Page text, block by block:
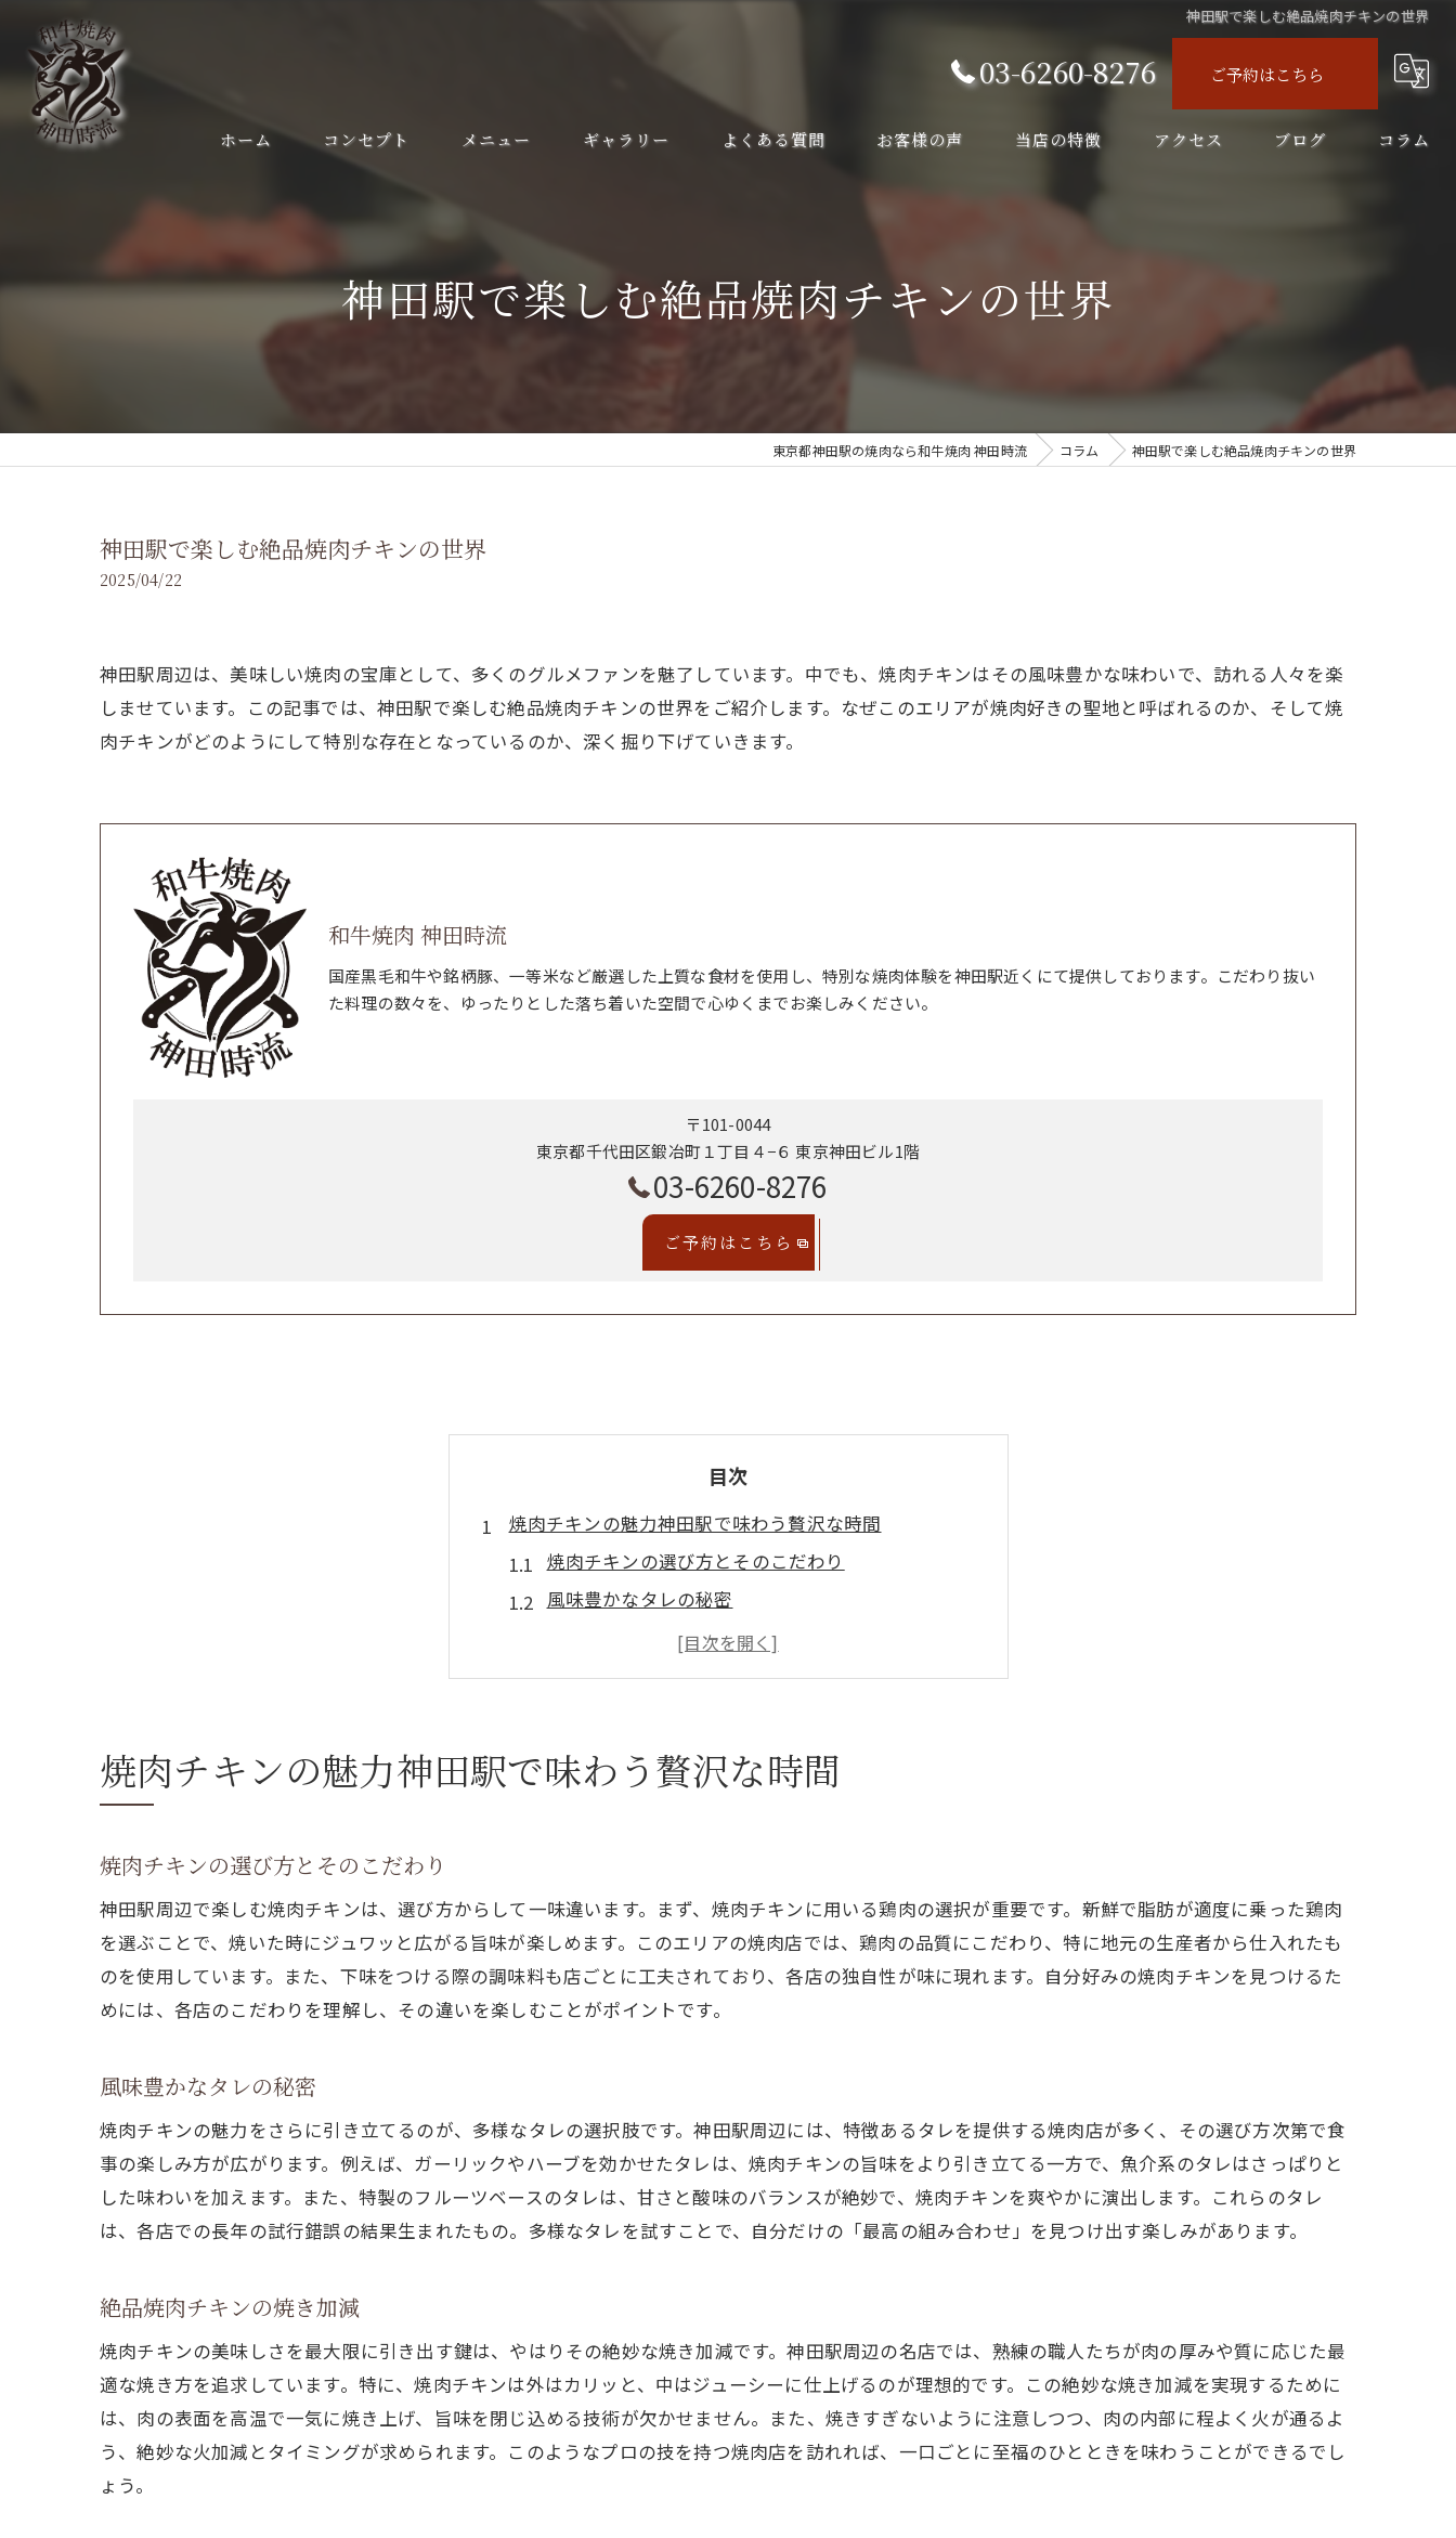
神田駅で楽しむ絶品焼肉チキンの世界
03-6260-8276 ご予約はこちら
ホーム コンセプト メニュー ギャラリー よくある質問 お客様の声 当店の特徴
ディナー
飲み会
アクセス ブログ コラム
神田駅で楽しむ絶品焼肉チキンの世界
東京都神田駅の焼肉なら和牛焼肉 神田時流 コラム 神田駅で楽しむ絶品焼肉チキンの世界
神田駅で楽しむ絶品焼肉チキンの世界
2025/04/22
神田駅周辺は、美味しい焼肉の宝庫として、多くのグルメファンを魅了しています。中でも、焼肉チキンはその風味豊かな味わいで、訪れる人々を楽
しませています。この記事では、神田駅で楽しむ絶品焼肉チキンの世界をご紹介します。なぜこのエリアが焼肉好きの聖地と呼ばれるのか、そして焼
肉チキンがどのようにして特別な存在となっているのか、深く掘り下げていきます。
和牛焼肉 神田時流
国産黒毛和牛や銘柄豚、一等米など厳選した上質な食材を使用し、特別な焼肉体験を神田駅近くにて提供しております。こだわり抜い
た料理の数々を、ゆったりとした落ち着いた空間で心ゆくまでお楽しみください。
〒101-0044
東京都千代田区鍛冶町１丁目４−６ 東京神田ビル1階
03-6260-8276
ご予約はこちら
目次
焼肉チキンの魅力神田駅で味わう贅沢な時間
焼肉チキンの選び方とそのこだわり
風味豊かなタレの秘密
絶品焼肉チキンの焼き加減
焼肉チキンで楽しむ贅沢なひととき
地元で愛される焼肉チキンの歴史
神田駅周辺焼肉チキンの深い味わいとその秘密
神田駅の焼肉チキンが特別な理由
焼肉チキンのタレに使われる厳選素材
食欲をそそる焼肉チキンの香り
焼肉チキンを更に美味しくするペアリング
専門家が語る焼肉チキンの魅力
焼肉チキンを楽しむためのおすすめメニュー
神田駅周辺で試したい焼肉チキン
焼肉チキンの新しいトレンド
注目の新店舗で味わう焼肉チキン
神田駅周辺の最新焼肉チキン情報
新しいスタイルの焼肉チキンを堪能
焼肉チキンの魅力神田駅で味わう贅沢な時間
焼肉チキンの選び方とそのこだわり
神田駅周辺で楽しむ焼肉チキンは、選び方からして一味違います。まず、焼肉チキンに用いる鶏肉の選択が重要です。新鮮で脂肪が適度に乗った鶏肉
を選ぶことで、焼いた時にジュワッと広がる旨味が楽しめます。このエリアの焼肉店では、鶏肉の品質にこだわり、特に地元の生産者から仕入れたも
のを使用しています。また、下味をつける際の調味料も店ごとに工夫されており、各店の独自性が味に現れます。自分好みの焼肉チキンを見つけるた
めには、各店のこだわりを理解し、その違いを楽しむことがポイントです。
風味豊かなタレの秘密
焼肉チキンの魅力をさらに引き立てるのが、多様なタレの選択肢です。神田駅周辺には、特徴あるタレを提供する焼肉店が多く、その選び方次第で食
事の楽しみ方が広がります。例えば、ガーリックやハーブを効かせたタレは、焼肉チキンの旨味をより引き立てる一方で、魚介系のタレはさっぱりと
した味わいを加えます。また、特製のフルーツベースのタレは、甘さと酸味のバランスが絶妙で、焼肉チキンを爽やかに演出します。これらのタレ
は、各店での長年の試行錯誤の結果生まれたもの。多様なタレを試すことで、自分だけの「最高の組み合わせ」を見つけ出す楽しみがあります。
絶品焼肉チキンの焼き加減
焼肉チキンの美味しさを最大限に引き出す鍵は、やはりその絶妙な焼き加減です。神田駅周辺の名店では、熟練の職人たちが肉の厚みや質に応じた最
適な焼き方を追求しています。特に、焼肉チキンは外はカリッと、中はジューシーに仕上げるのが理想的です。この絶妙な焼き加減を実現するために
は、肉の表面を高温で一気に焼き上げ、旨味を閉じ込める技術が欠かせません。また、焼きすぎないように注意しつつ、肉の内部に程よく火が通るよ
う、絶妙な火加減とタイミングが求められます。このようなプロの技を持つ焼肉店を訪れれば、一口ごとに至福のひとときを味わうことができるでし
ょう。